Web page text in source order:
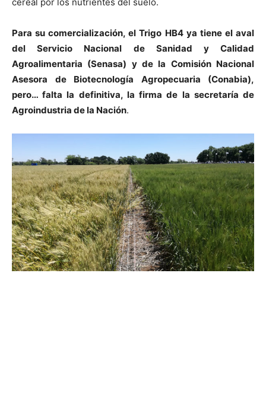
Para su comercialización, el Trigo HB4 ya tiene el aval
del Servicio Nacional de Sanidad y Calidad
Agroalimentaria (Senasa) y de la Comisión Nacional
Asesora de Biotecnología Agropecuaria (Conabia),
pero… falta la definitiva, la firma de la secretaría de
Agroindustria de la Nación.